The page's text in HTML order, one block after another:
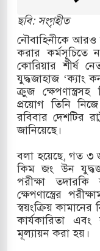
কোরিয়ার ক্ষেপণাস্ত্র
স্মৃতি জাদুঘরের
ইয়েমেন উপকূলে
পর্যালোচনায় পোশাক
জুলাই
একমাত্র আসামি
ছবি: সংগৃহীত
নৌবাহিনীকে আরও
করার কর্মসূচিতে
কোরিয়ার শীর্ষ
যুদ্ধজাহাজ ‘ক্যাং
ক্রুজ
প্রয়োগ তিনি
রবিবার দেশটির
জানিয়েছে।
বলা হয়েছে, গত ৩
কিম জং উন
পরীক্ষা
ক্ষেপণাস্ত্রের
স্বয়ংক্রিয় কামানের
কার্যকারিতা এবং
মূল্যায়ন করা হয়।